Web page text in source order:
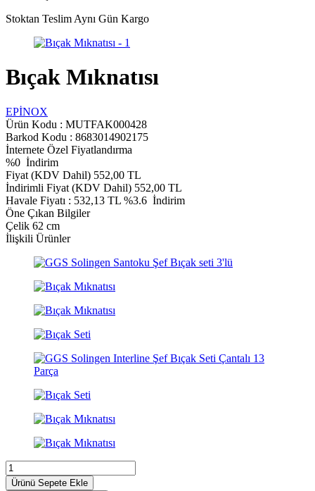
Stoktan Teslim Aynı Gün Kargo
Bıçak Mıknatısı
EPİNOX
Ürün Kodu : MUTFAK000428
Barkod Kodu : 8683014902175
İnternete Özel Fiyatlandırma
%0 İndirim
Fiyat (KDV Dahil) 552,00 TL
İndirimli Fiyat (KDV Dahil) 552,00 TL
Havale Fiyatı : 532,13 TL %3.6 İndirim
Öne Çıkan Bilgiler
Çelik 62 cm
İlişkili Ürünler
Ürünü Sepete Ekle